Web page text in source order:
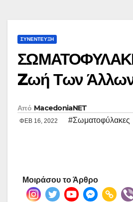
ΣΥΝΈΝΤΕΥΞΗ
Zωή Των
Από MacedoniaNET
ΦΕΒ 16, 2022 #Σωματοφύλακες
Μοιράσου το Άρθρο